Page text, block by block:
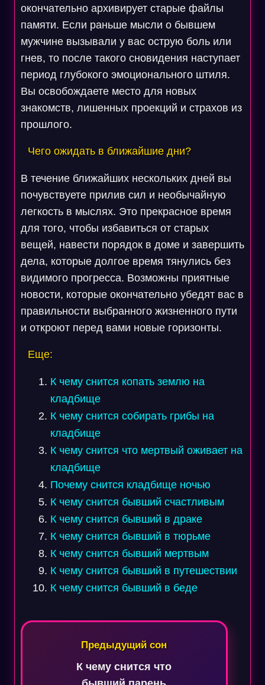
окончательно архивирует старые файлы
памяти. Если раньше мысли о бывшем
мужчине вызывали у вас острую боль или
гнев, то после такого сновидения наступает
период глубокого эмоционального штиля.
Вы освобождаете место для новых
знакомств, лишенных проекций и страхов из
прошлого.
Чего ожидать в ближайшие дни?
В течение ближайших нескольких дней вы
почувствуете прилив сил и необычайную
легкость в мыслях. Это прекрасное время
для того, чтобы избавиться от старых
вещей, навести порядок в доме и завершить
дела, которые долгое время тянулись без
видимого прогресса. Возможны приятные
новости, которые окончательно убедят вас в
правильности выбранного жизненного пути
и откроют перед вами новые горизонты.
Еще:
К чему снится копать землю на
кладбище
К чему снится собирать грибы на
кладбище
К чему снится что мертвый оживает на
кладбище
Почему снится кладбище ночью
К чему снится бывший счастливым
К чему снится бывший в драке
К чему снится бывший в тюрьме
К чему снится бывший мертвым
К чему снится бывший в путешествии
К чему снится бывший в беде
Навигация
записям
Предыдущий сон
К чему снится что